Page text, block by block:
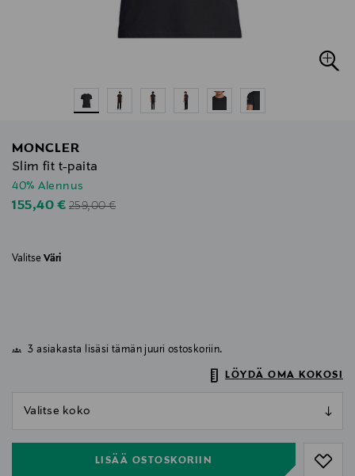
MONCLER
Slim fit t-paita
40% Alennus
Discounted Price
155,40 €Original Price
259,00 €
Valitse Väri
3 asiakasta lisäsi tämän juuri ostoskoriin.
LÖYDÄ OMA KOKOSI
LISÄÄ OSTOSKORIIN